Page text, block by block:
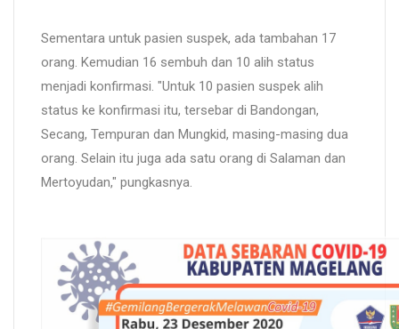
Sementara untuk pasien suspek, ada tambahan 17
orang. Kemudian 16 sembuh dan 10 alih status
menjadi konfirmasi. "Untuk 10 pasien suspek alih
status ke konfirmasi itu, tersebar di Bandongan,
Secang, Tempuran dan Mungkid, masing-masing dua
orang. Selain itu juga ada satu orang di Salaman dan
Mertoyudan," pungkasnya.